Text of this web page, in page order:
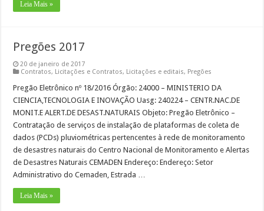
Leia Mais »
Pregões 2017
20 de janeiro de 2017
Contratos, Licitações e Contratos, Licitações e editais, Pregões
Pregão Eletrônico nº 18/2016 Órgão: 24000 – MINISTERIO DA
CIENCIA,TECNOLOGIA E INOVAÇÃO Uasg: 240224 – CENTR.NAC.DE
MONIT.E ALERT.DE DESAST.NATURAIS Objeto: Pregão Eletrônico –
Contratação de serviços de instalação de plataformas de coleta de
dados (PCDs) pluviométricas pertencentes à rede de monitoramento
de desastres naturais do Centro Nacional de Monitoramento e Alertas
de Desastres Naturais CEMADEN Endereço: Endereço: Setor
Administrativo do Cemaden, Estrada …
Leia Mais »